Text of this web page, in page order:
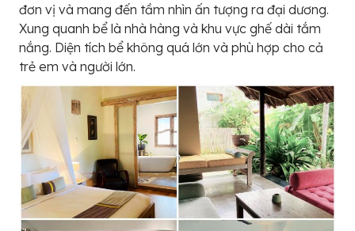
đơn vị và mang đến tầm nhìn ấn tượng ra đại dương.
Xung quanh bể là nhà hàng và khu vực ghế dài tắm
nắng. Diện tích bể không quá lớn và phù hợp cho cả
trẻ em và người lớn.